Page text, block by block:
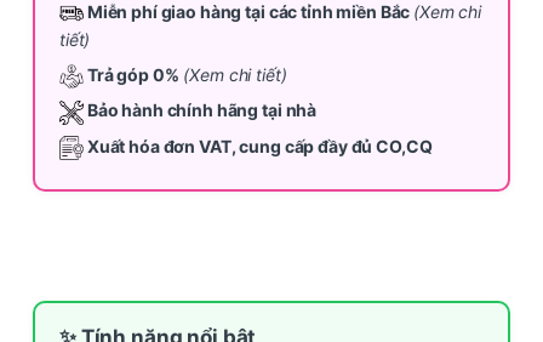
Miễn phí giao hàng tại các tỉnh miền Bắc (Xem chi
tiết)
Trả góp 0% (Xem chi tiết)
Bảo hành chính hãng tại nhà
Xuất hóa đơn VAT, cung cấp đầy đủ CO,CQ
✨ Tính năng nổi bật